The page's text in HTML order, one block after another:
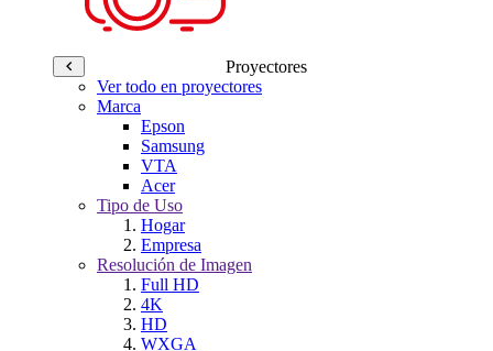
Proyectores
Ver todo en proyectores
Marca
Epson
Samsung
VTA
Acer
Tipo de Uso
Hogar
Empresa
Resolución de Imagen
Full HD
4K
HD
WXGA